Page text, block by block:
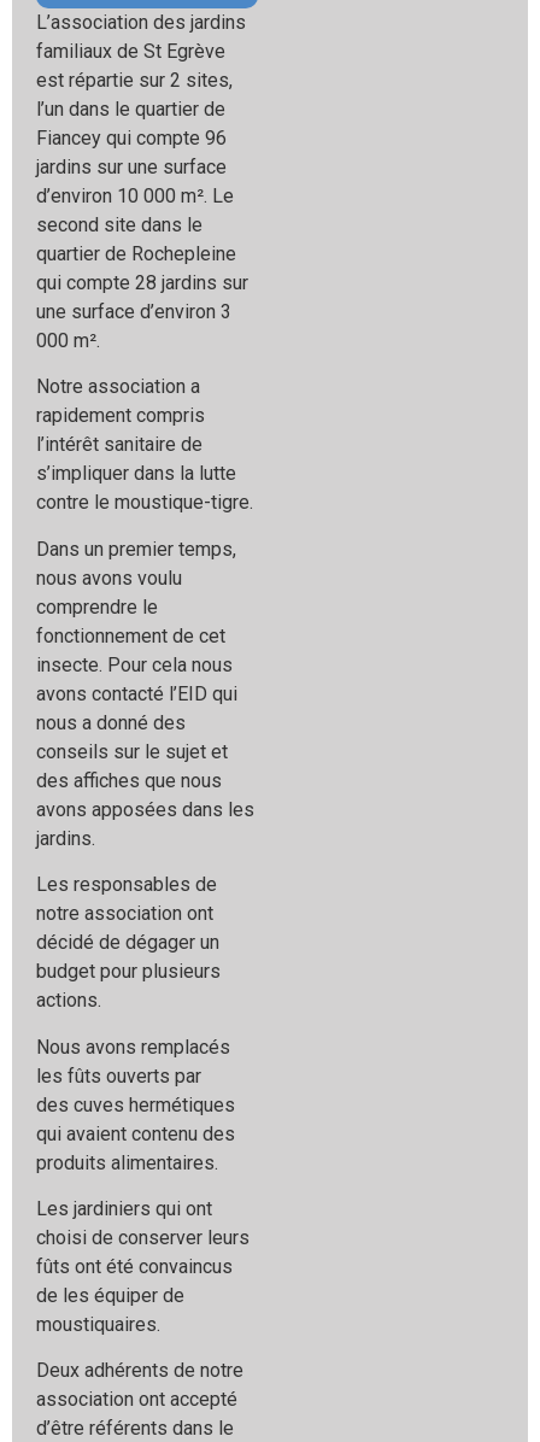
L’association des jardins
familiaux de St Egrève
est répartie sur 2 sites,
l’un dans le quartier de
Fiancey qui compte 96
jardins sur une surface
d’environ 10 000 m². Le
second site dans le
quartier de Rochepleine
qui compte 28 jardins sur
une surface d’environ 3
000 m².
Notre association a
rapidement compris
l’intérêt sanitaire de
s’impliquer dans la lutte
contre le moustique-tigre.
Dans un premier temps,
nous avons voulu
comprendre le
fonctionnement de cet
insecte. Pour cela nous
avons contacté l’EID qui
nous a donné des
conseils sur le sujet et
des affiches que nous
avons apposées dans les
jardins.
Les responsables de
notre association ont
décidé de dégager un
budget pour plusieurs
actions.
Nous avons remplacés
les fûts ouverts par
des cuves hermétiques
qui avaient contenu des
produits alimentaires.
Les jardiniers qui ont
choisi de conserver leurs
fûts ont été convaincus
de les équiper de
moustiquaires.
Deux adhérents de notre
association ont accepté
d’être référents dans le